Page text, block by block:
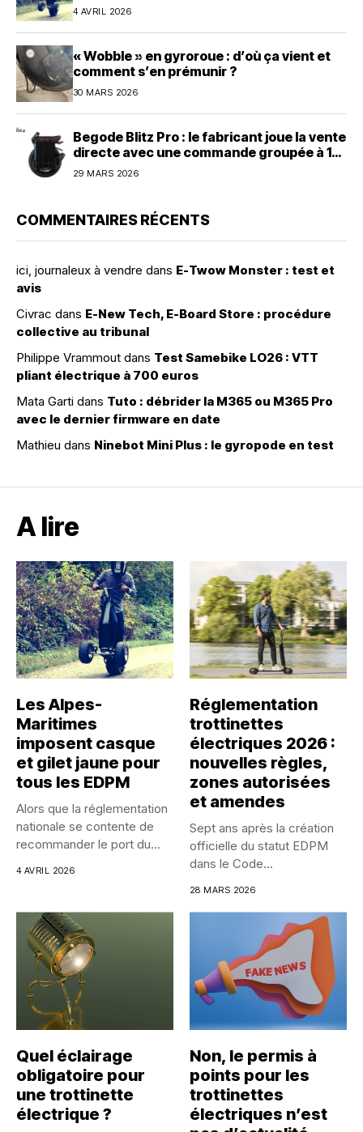
4 AVRIL 2026
« Wobble » en gyroroue : d’où ça vient et
comment s’en prémunir ?
30 MARS 2026
Begode Blitz Pro : le fabricant joue la vente
directe avec une commande groupée à 1
600 dollars
29 MARS 2026
COMMENTAIRES RÉCENTS
ici, journaleux à vendre dans E-Twow Monster : test et
avis
Civrac dans E-New Tech, E-Board Store : procédure
collective au tribunal
Philippe Vrammout dans Test Samebike LO26 : VTT
pliant électrique à 700 euros
Mata Garti dans Tuto : débrider la M365 ou M365 Pro
avec le dernier firmware en date
Mathieu dans Ninebot Mini Plus : le gyropode en test
A lire
Les Alpes-
Maritimes
imposent casque
et gilet jaune pour
tous les EDPM
Alors que la réglementation
nationale se contente de
recommander le port du...
4 AVRIL 2026
Réglementation
trottinettes
électriques 2026 :
nouvelles règles,
zones autorisées
et amendes
Sept ans après la création
officielle du statut EDPM
dans le Code...
28 MARS 2026
Quel éclairage
obligatoire pour
une trottinette
électrique ?
Non, le permis à
points pour les
trottinettes
électriques n’est